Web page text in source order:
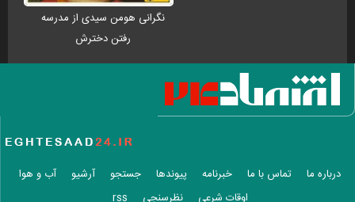
نگرانی هومن سیدی از مدرسه
رفتن دخترش
درباره ما تماس با ما خبرنامه پیوندها جستجو آرشیو
آب و هوا
اوقات شرعی
نظرسنجی rss